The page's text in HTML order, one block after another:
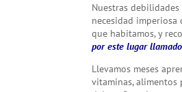
Nuestras
necesidad imperiosa
que habitamos, y
por este lugar
Llevamos meses
vitaminas, alimentos